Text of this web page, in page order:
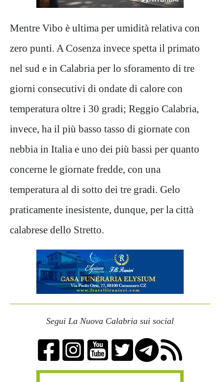
Mentre Vibo è ultima per umidità relativa con
zero punti. A Cosenza invece spetta il primato
nel sud e in Calabria per lo sforamento di tre
giorni consecutivi di ondate di calore con
temperatura oltre i 30 gradi; Reggio Calabria,
invece, ha il più basso tasso di giornate con
nebbia in Italia e uno dei più bassi per quanto
concerne le giornate fredde, con una
temperatura al di sotto dei tre gradi. Gelo
praticamente inesistente, dunque, per la città
calabrese dello Stretto.
Segui La Nuova Calabria sui social